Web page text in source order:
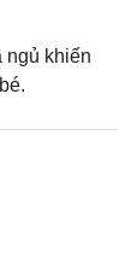
ngủ khiến